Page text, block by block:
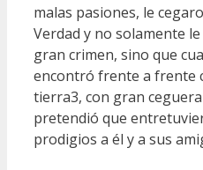
malas pasiones, le
Verdad y no solamente
gran crimen, sino que
encontró frente a frente
tierra3, con gran
pretendió que
prodigios a él y a sus